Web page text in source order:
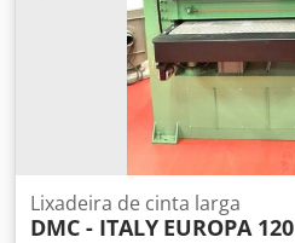
Lixadeira de cinta larga
DMC - ITALY EUROPA 120